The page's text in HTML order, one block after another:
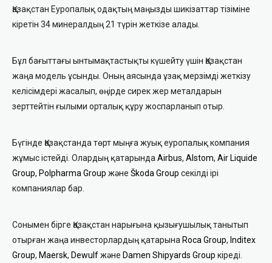
Қазақстан Еуропалық одақтың маңызды шикізаттар тізіміне
кіретін 34 минералдың 21 түрін жеткізе алады.
Бұл бағыттағы ынтымақтастықты күшейту үшін Қазақстан
жаңа модель ұсынды. Оның аясында ұзақ мерзімді жеткізу
келісімдері жасалып, өңірде сирек жер металдарын
зерттейтін ғылыми орталық құру жоспарланып отыр.
Бүгінде Қазақстанда төрт мыңға жуық еуропалық компания
жұмыс істейді. Олардың қатарындаAirbus, Alstom, Air Liquide
Group, Polpharma Group және Škoda Group секілді ірі
компаниялар бар.
Сонымен бірге Қазақстан нарығына қызығушылық танытып
отырған жаңа инвесторлардың қатарына Roca Group, Inditex
Group, Maersk, Dewulfжәне Damen Shipyards Group кіреді.